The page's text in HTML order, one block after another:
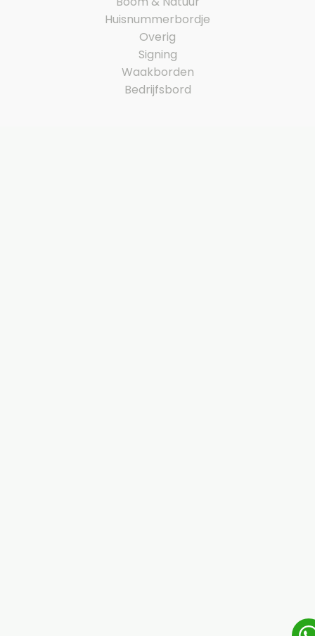
Huisnummerbordje
Overig
Signing
Waakborden
Bedrijfsbord